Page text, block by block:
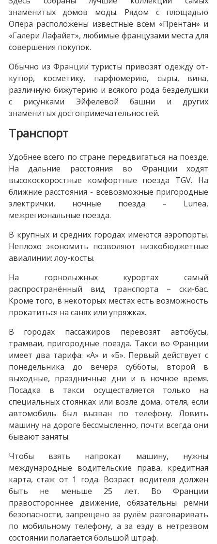
знаменитых домов моды. Рядом с площадью
Опера расположены известные всем «Прентан» и
«Галери Лафайет», любимые французами места для
совершения покупок.
Обычно из Франции туристы привозят одежду от-
кутюр, косметику, парфюмерию, сыры, вина,
различную бижутерию и всякого рода безделушки
с рисунками Эйфелевой башни и других
знаменитых достопримечательностей.
Транспорт
Удобнее всего по стране передвигаться на поезде.
На дальние расстояния во Франции ходят
высокоскоростные комфортные поезда TGV. На
ближние расстояния - всевозможные пригородные
электрички, ночные поезда – Lunea,
межрегиональные поезда.
В крупных и средних городах имеются аэропорты.
Неплохо экономить позволяют низкобюджетные
авиалинии: лоу-косты.
На горнолыжных курортах самый
распространённый вид транспорта – ски-бас.
Кроме того, в некоторых местах есть возможность
прокатиться на санях или упряжках.
В городах пассажиров перевозят автобусы,
трамваи, пригородные поезда. Такси во Франции
имеет два тарифа: «А» и «Б». Первый действует с
понедельника до вечера субботы, второй в
выходные, праздничные дни и в ночное время.
Посадка в такси осуществляется только на
специальных стоянках или возле дома, отеля, если
автомобиль был вызван по телефону. Ловить
машину на дороге бессмысленно, почти всегда они
бывают заняты.
Чтобы взять напрокат машину, нужны
международные водительские права, кредитная
карта, стаж от 1 года. Возраст водителя должен
быть не меньше 25 лет. Во Франции
правостороннее движение, обязательны ремни
безопасности, запрещено за рулём разговаривать
по мобильному телефону, а за езду в нетрезвом
состоянии полагается большой штраф.